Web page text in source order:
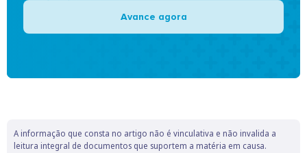
Avance agora
A informação que consta no artigo não é vinculativa e não invalida a
leitura integral de documentos que suportem a matéria em causa.